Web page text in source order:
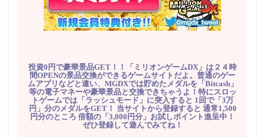
投資0円で豪華景品GET！！「ミリオンゲームDX」は２４時
間OPENの景品交換ができるゲームサイトだよ。普通のゲー
ムアプリなどと違い、MGDXでは貯めたメダルを「Bitcash」
等の電子マネーや豪華景品と交換できちゃうよ！特にスロッ
トゲームでは「ラッシュモード」に突入すると 1回で「3万
円」分のメダルをGET！ 当サイトから登録すると 通常1,500
円分のところ 倍額の「3,000円分」お試しポイント進呈中！
ぜひ登録して遊んでみてね！